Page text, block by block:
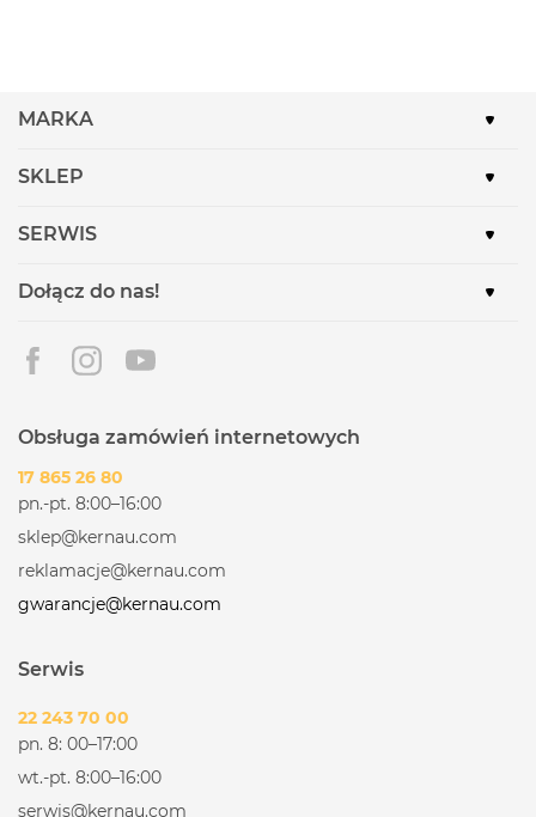
MARKA
SKLEP
SERWIS
Dołącz do nas!
Obsługa zamówień internetowych
17 865 26 80
pn.-pt. 8:00–16:00
sklep@kernau.com
reklamacje@kernau.com
gwarancje@kernau.com
Serwis
22 243 70 00
pn. 8: 00–17:00
wt.-pt. 8:00–16:00
serwis@kernau.com